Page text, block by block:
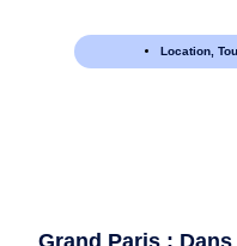
Location,